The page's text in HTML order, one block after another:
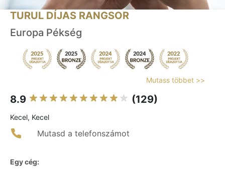
TURUL DÍJAS RANGSOR
Europa Pékség
Mutass többet >>
8.9 (129)
Kecel, Kecel
Mutasd a telefonszámot
Egy cég: